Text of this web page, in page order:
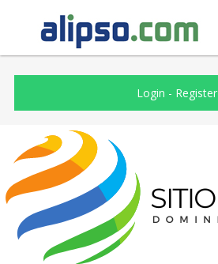
Login - Register